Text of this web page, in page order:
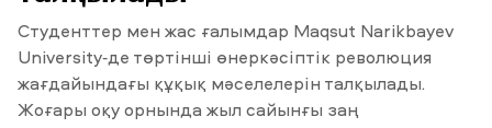
Студенттер мен жас ғалымдар Maqsut Narikbayev
University-де төртінші өнеркәсіптік революция
жағдайындағы құқық мәселелерін талқылады.
Жоғары оқу орнында жыл сайынғы заң